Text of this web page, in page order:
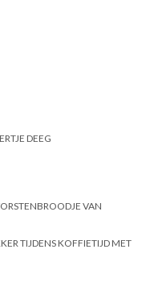
DEEG
VAN
TIJDENS KOFFIETIJD MET